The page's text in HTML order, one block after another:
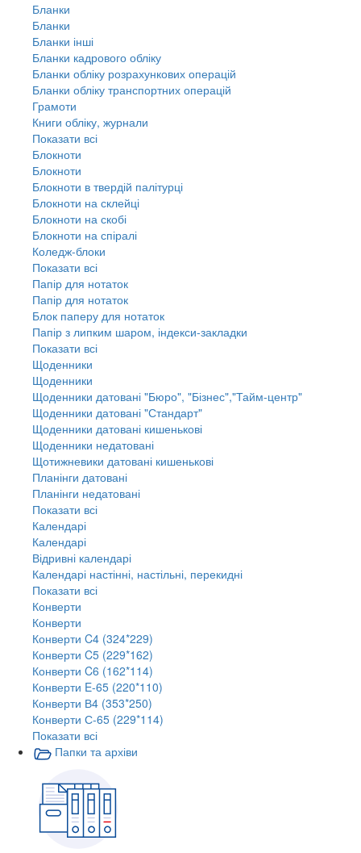
Бланки
Бланки
Бланки інші
Бланки кадрового обліку
Бланки обліку розрахункових операцій
Бланки обліку транспортних операцій
Грамоти
Книги обліку, журнали
Показати всі
Блокноти
Блокноти
Блокноти в твердій палітурці
Блокноти на склейці
Блокноти на скобі
Блокноти на спіралі
Коледж-блоки
Показати всі
Папір для нотаток
Папір для нотаток
Блок паперу для нотаток
Папір з липким шаром, індекси-закладки
Показати всі
Щоденники
Щоденники
Щоденники датовані "Бюро", "Бізнес","Тайм-центр"
Щоденники датовані "Стандарт"
Щоденники датовані кишенькові
Щоденники недатовані
Щотижневики датовані кишенькові
Планінги датовані
Планінги недатовані
Показати всі
Календарі
Календарі
Відривні календарі
Календарі настінні, настільні, перекидні
Показати всі
Конверти
Конверти
Конверти C4 (324*229)
Конверти C5 (229*162)
Конверти C6 (162*114)
Конверти E-65 (220*110)
Конверти В4 (353*250)
Конверти С-65 (229*114)
Показати всі
Папки та архіви